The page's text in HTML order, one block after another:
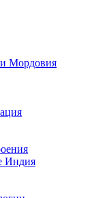
Мордовия
Индия